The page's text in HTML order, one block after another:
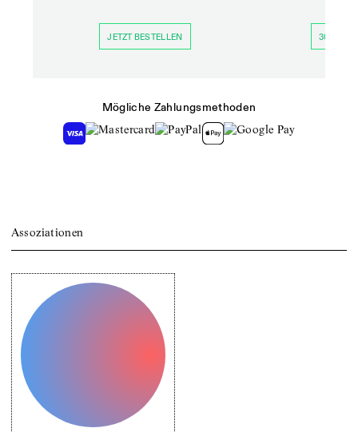
JETZT BESTELLEN 30 TAGE
Mögliche Zahlungsmethoden
Assoziationen